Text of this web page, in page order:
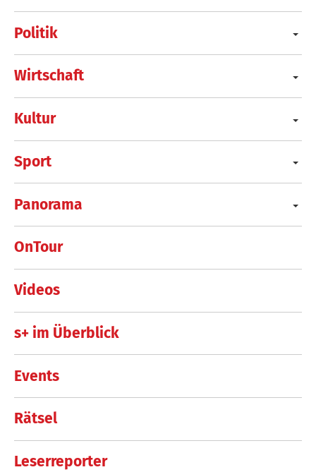
Politik
Wirtschaft
Kultur
Sport
Panorama
OnTour
Videos
s+ im Überblick
Events
Rätsel
Leserreporter